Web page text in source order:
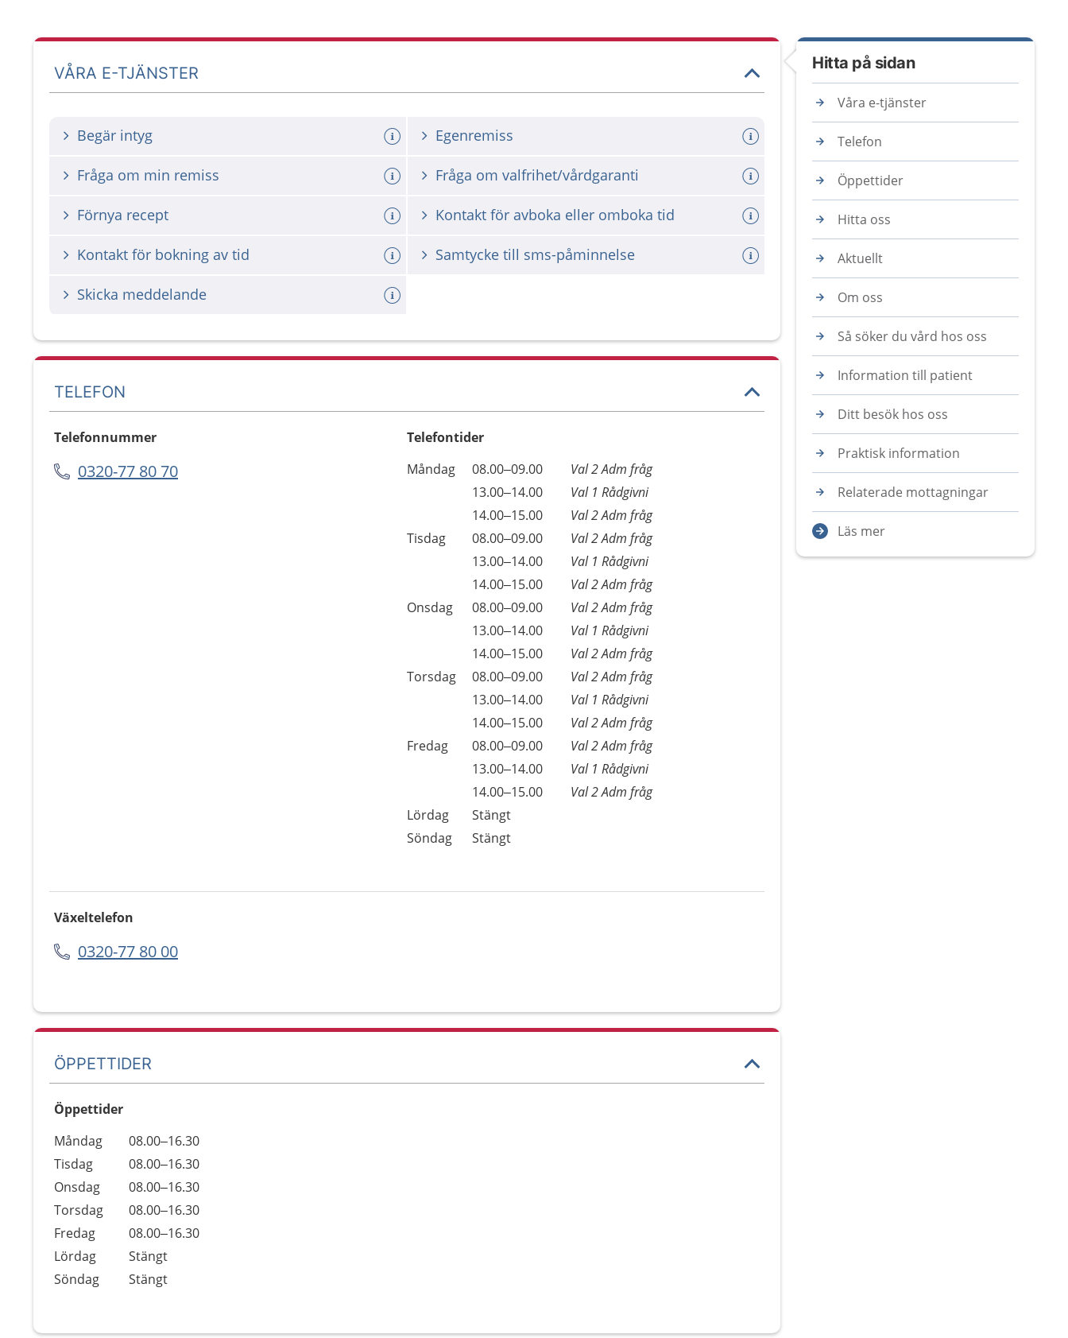
VÅRA E-TJÄNSTER
Begär intyg Egenremiss
Fråga om min remiss Fråga om valfrihet/vårdgaranti
Förnya recept Kontakt för avboka eller omboka tid
Kontakt för bokning av tid Samtycke till sms-påminnelse
Skicka meddelande
TELEFON
Telefonnummer
0320-77 80 70
Telefontider
Dag
Öppettider
Kommentarer
Måndag 08.00–09.00
Val 2 Adm fråg
13.00–14.00
Val 1 Rådgivni
14.00–15.00
Val 2 Adm fråg
Tisdag
08.00–09.00
Val 2 Adm fråg
13.00–14.00
Val 1 Rådgivni
14.00–15.00
Val 2 Adm fråg
Onsdag
08.00–09.00
Val 2 Adm fråg
13.00–14.00
Val 1 Rådgivni
14.00–15.00
Val 2 Adm fråg
Torsdag
08.00–09.00
Val 2 Adm fråg
13.00–14.00
Val 1 Rådgivni
14.00–15.00
Val 2 Adm fråg
Fredag
08.00–09.00
Val 2 Adm fråg
13.00–14.00
Val 1 Rådgivni
14.00–15.00
Val 2 Adm fråg
Lördag
Stängt
Söndag
Stängt
Växeltelefon
0320-77 80 00
ÖPPETTIDER
Öppettider
Dag
Öppettider
Kommentarer
Måndag
08.00–16.30
Tisdag
08.00–16.30
Onsdag
08.00–16.30
Torsdag
08.00–16.30
Fredag
08.00–16.30
Lördag
Stängt
Söndag
Stängt
Hitta på sidan
Våra e-tjänster
Telefon
Öppettider
Hitta oss
Aktuellt
Om oss
Så söker du vård hos oss
Information till patient
Ditt besök hos oss
Praktisk information
Relaterade mottagningar
Läs mer